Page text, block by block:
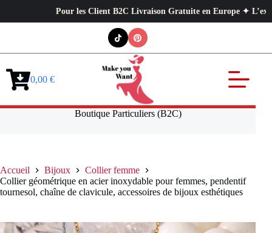
Pour les Client B2C Livraison Gratuite en Europe ✦ L’exigence
Panier0,00 €
Boutique Particuliers (B2C)
Accueil Bijoux
Collier femme
Collier géométrique en acier inoxydable pour femmes, pendentif
tournesol, chaîne de clavicule, accessoires de bijoux esthétiques